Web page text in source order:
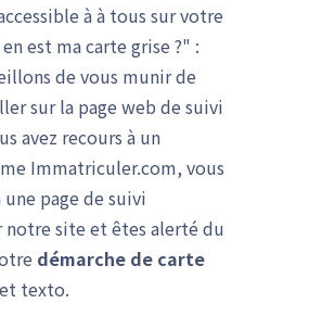
à à tous sur votre
est ma carte grise ?" :
de vous munir de
sur la page web de suivi
avez recours à un
Immatriculer.com, vous
une page de suivi
site et êtes alerté du
démarche de carte
texto.